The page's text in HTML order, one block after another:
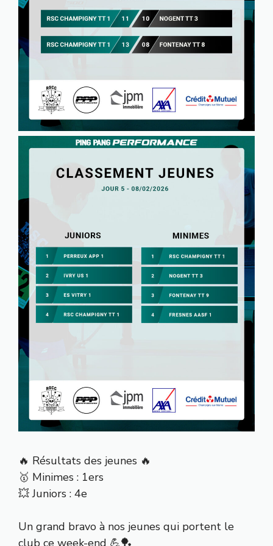
🔥 Résultats des jeunes 🔥
🥇 Minimes : 1ers
💥 Juniors : 4e
Un grand bravo à nos jeunes qui portent le
club ce week-end 💪🏓